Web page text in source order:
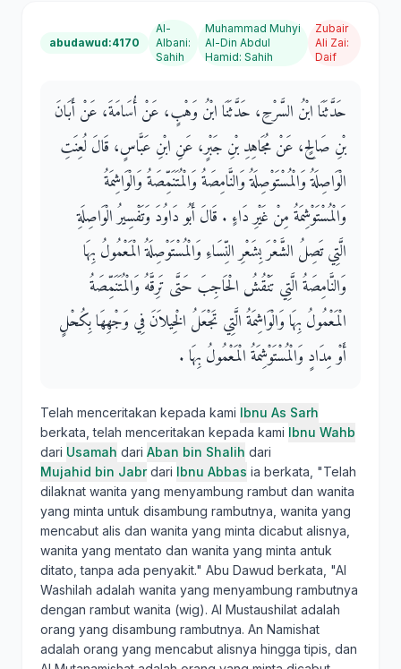
abudawud:4170
Al-
Albani:
Sahih
Muhammad Muhyi
Al-Din Abdul
Hamid: Sahih
Zubair
Ali Zai:
Daif
حَدَّثَنَا ابْنُ السَّرْحِ، حَدَّثَنَا ابْنُ وَهْبٍ، عَنْ أُسَامَةَ، عَنْ أَبَانَ
بْنِ صَالِحٍ، عَنْ مُجَاهِدِ بْنِ جَبْرٍ، عَنِ ابْنِ عَبَّاسٍ، قَالَ لُعِنَتِ
الْوَاصِلَةُ وَالْمُسْتَوْصِلَةُ وَالنَّامِصَةُ وَالْمُتَنَمِّصَةُ وَالْوَاشِمَةُ
وَالْمُسْتَوْشِمَةُ مِنْ غَيْرِ دَاءٍ ‏.‏ قَالَ أَبُو دَاوُدَ وَتَفْسِيرُ الْوَاصِلَةِ
الَّتِي تَصِلُ الشَّعْرَ بِشَعْرِ النِّسَاءِ وَالْمُسْتَوْصِلَةُ الْمَعْمُولُ بِهَا
وَالنَّامِصَةُ الَّتِي تَنْقُشُ الْحَاجِبَ حَتَّى تَرِقَّهُ وَالْمُتَنَمِّصَةُ
الْمَعْمُولُ بِهَا وَالْوَاشِمَةُ الَّتِي تَجْعَلُ الْخِيلاَنَ فِي وَجْهِهَا بِكُحْلٍ
أَوْ مِدَادٍ وَالْمُسْتَوْشِمَةُ الْمَعْمُولُ بِهَا ‏.‏
Telah menceritakan kepada kami Ibnu As Sarh
berkata, telah menceritakan kepada kami Ibnu Wahb
dari Usamah dari Aban bin Shalih dari
Mujahid bin Jabrdari Ibnu Abbas ia berkata, "Telah
dilaknat wanita yang menyambung rambut dan wanita
yang minta untuk disambung rambutnya, wanita yang
mencabut alis dan wanita yang minta dicabut alisnya,
wanita yang mentato dan wanita yang minta antuk
ditato, tanpa ada penyakit." Abu Dawud berkata, "Al
Washilah adalah wanita yang menyambung rambutnya
dengan rambut wanita (wig). Al Mustaushilat adalah
orang yang disambung rambutnya. An Namishat
adalah orang yang mencabut alisnya hingga tipis, dan